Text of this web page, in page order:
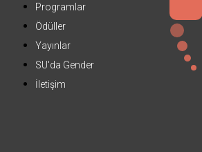
Programlar
Ödüller
Yayınlar
SU'da Gender
İletişim